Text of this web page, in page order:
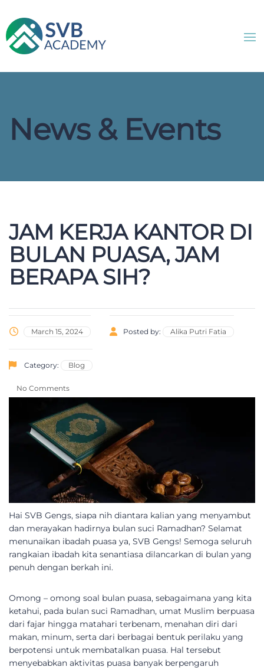
News & Events
JAM KERJA KANTOR DI
BULAN PUASA, JAM
BERAPA SIH?
March 15, 2024 Posted by: Alika Putri Fatia
Category: Blog
No Comments
Hai SVB Gengs, siapa nih diantara kalian yang menyambut
dan merayakan hadirnya bulan suci Ramadhan? Selamat
menunaikan ibadah puasa ya, SVB Gengs! Semoga seluruh
rangkaian ibadah kita senantiasa dilancarkan di bulan yang
penuh dengan berkah ini.
Omong – omong soal bulan puasa, sebagaimana yang kita
ketahui, pada bulan suci Ramadhan, umat Muslim berpuasa
dari fajar hingga matahari terbenam, menahan diri dari
makan, minum, serta dari berbagai bentuk perilaku yang
berpotensi untuk membatalkan puasa. Hal tersebut
menyebabkan aktivitas puasa banyak berpengaruh